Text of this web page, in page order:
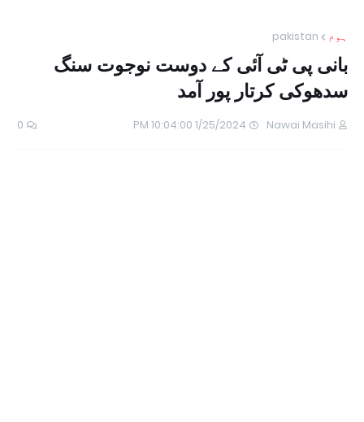
ہوم pakistan
بانی پی ٹی آئی کے دوست نوجوت سنگ
سدھوکی کرتار پور آمد
Nawai Masihi
1/25/2024 10:04:00 PM
0